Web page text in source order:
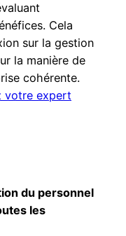
Cela
sur la gestion
la manière de
cohérente.
votre expert
du personnel
les